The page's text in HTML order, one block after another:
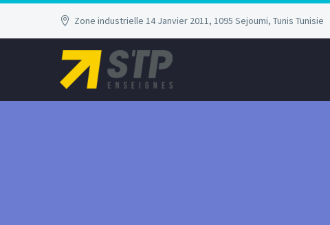
Zone industrielle 14 Janvier 2011, 1095 Sejoumi, Tunis Tunisie